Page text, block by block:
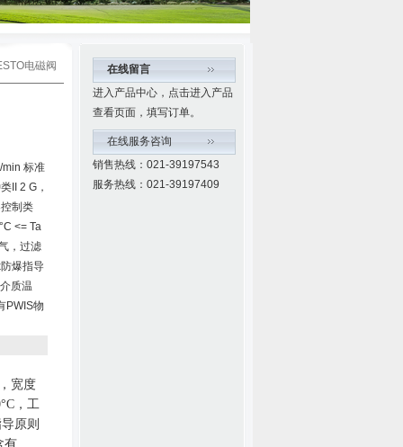
电磁阀
min 标准
II 2 G，
制类
<= Ta
，过滤
爆指导
质温
PWIS物
宽度
°C ， 工
原则
有
在线留言
进入产品中心，点击进入产品
查看页面，填写订单。
在线服务咨询
销售热线：021-39197543
服务热线：021-39197409